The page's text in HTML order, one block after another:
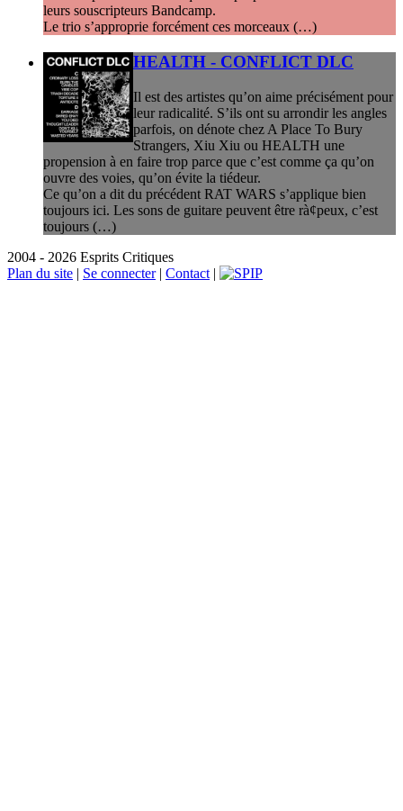
leurs souscripteurs Bandcamp.
Le trio s’approprie forcément ces morceaux (…)
HEALTH - CONFLICT DLC
Il est des artistes qu’on aime précisément pour
leur radicalité. S’ils ont su arrondir les angles
parfois, on dénote chez A Place To Bury
Strangers, Xiu Xiu ou HEALTH une
propension à en faire trop parce que c’est comme ça qu’on
ouvre des voies, qu’on évite la tiédeur.
Ce qu’on a dit du précédent RAT WARS s’applique bien
toujours ici. Les sons de guitare peuvent être rà¢peux, c’est
toujours (…)
2004 - 2026 Esprits Critiques
Plan du site | Se connecter| Contact |